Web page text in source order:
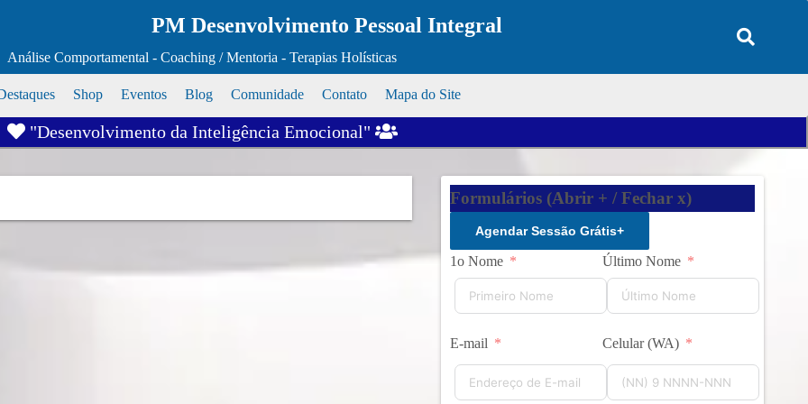
PM Desenvolvimento Pessoal Integral
Análise Comportamental - Coaching / Mentoria - Terapias Holísticas
Shop Eventos Blog Comunidade Contato Mapa do Site
"Desenvolvimento da Inteligência Emocional"
Formulários (Abrir + / Fechar x)
Agendar Sessão Grátis+
1o Nome Último Nome
E-mail Celular (WA)